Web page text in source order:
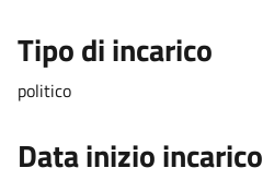
Tipo di incarico
politico
Data inizio incarico